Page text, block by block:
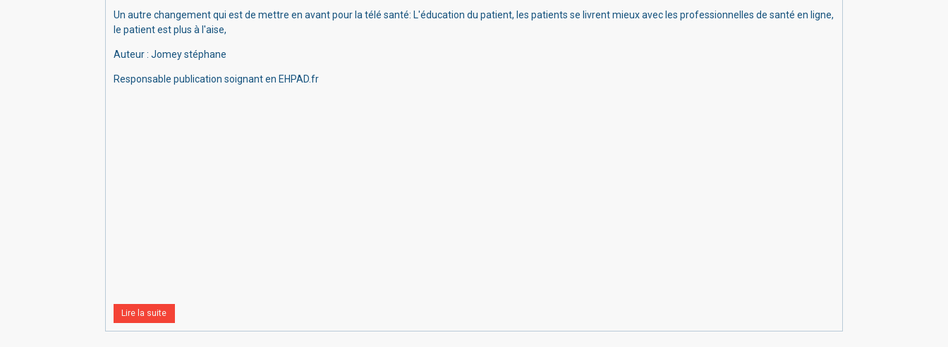
Un autre changement qui est de mettre en avant pour la télé santé: L'éducation du patient, les patients se livrent mieux avec les professionnelles de santé en ligne,
le patient est plus à l'aise,
Auteur : Jomey stéphane
Responsable publication soignant en EHPAD.fr
Lire la suite